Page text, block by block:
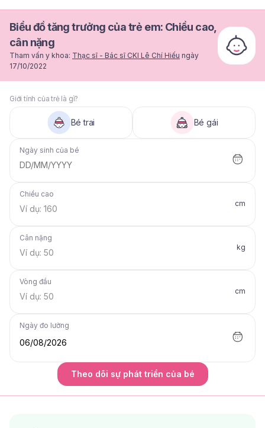
Biểu đồ tăng trưởng của trẻ em: Chiều cao,
cân nặng
Tham vấn y khoa: Thạc sĩ - Bác sĩ CKI Lê Chí Hiếu ngày
17/10/2022
Giới tính của trẻ là gì?
Bé trai Bé gái
Ngày sinh của bé
DD/MM/YYYY
Chiều cao
cm
Cân nặng
kg
Vòng đầu
cm
Ngày đo lường
06/08/2026
Theo dõi sự phát triển của bé